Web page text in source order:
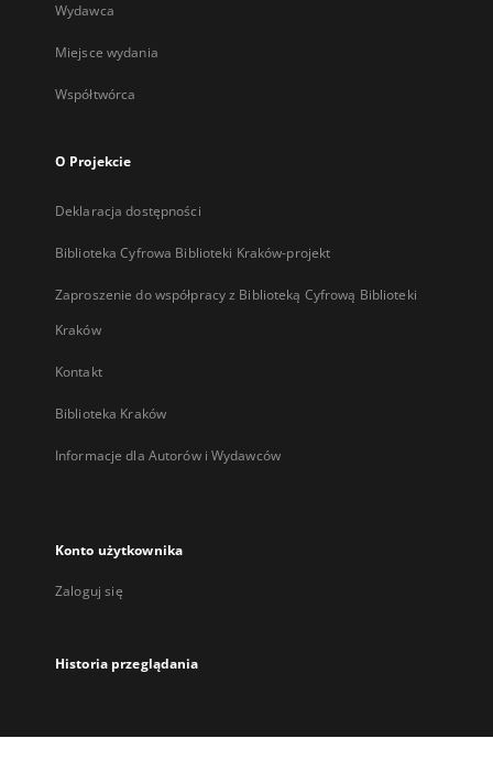
Wydawca
Miejsce wydania
Współtwórca
O Projekcie
Deklaracja dostępności
Biblioteka Cyfrowa Biblioteki Kraków-projekt
Zaproszenie do współpracy z Biblioteką Cyfrową Biblioteki
Kraków
Kontakt
Biblioteka Kraków
Informacje dla Autorów i Wydawców
Konto użytkownika
Zaloguj się
Historia przeglądania